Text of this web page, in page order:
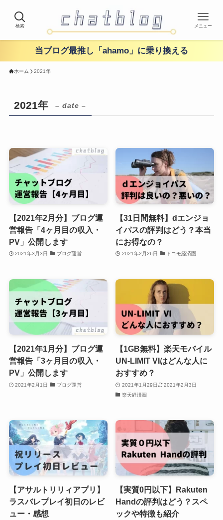
検索 メニュー
当ブログ最推し「ahamo」に乗り換える
ホーム 2021年
2021年 – date –
【2021年2月分】ブログ運
営報告「4ヶ月目の収入・
PV」公開します
2021年3月3日 ブログ運営
【31日間無料】dエンジョ
イパスの評判はどう？本当
にお得なの？
2021年2月26日 ドコモ経済圏
【2021年1月分】ブログ運
営報告「3ヶ月目の収入・
PV」公開します
2021年2月1日 ブログ運営
【1GB無料】楽天モバイル
UN-LIMIT VIはどんな人に
おすすめ？
2021年1月29日
2021年2月3日
楽天経済圏
【アサルトリリィアプリ】
ラスバレプレイ初日のレビ
ュー・感想
【実質0円以下】Rakuten
Handの評判はどう？スペ
ックや特徴も紹介